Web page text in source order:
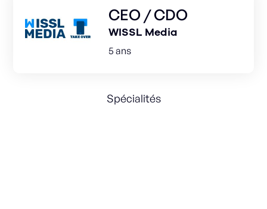
CEO / CDO
WISSL Media
5 ans
Spécialités